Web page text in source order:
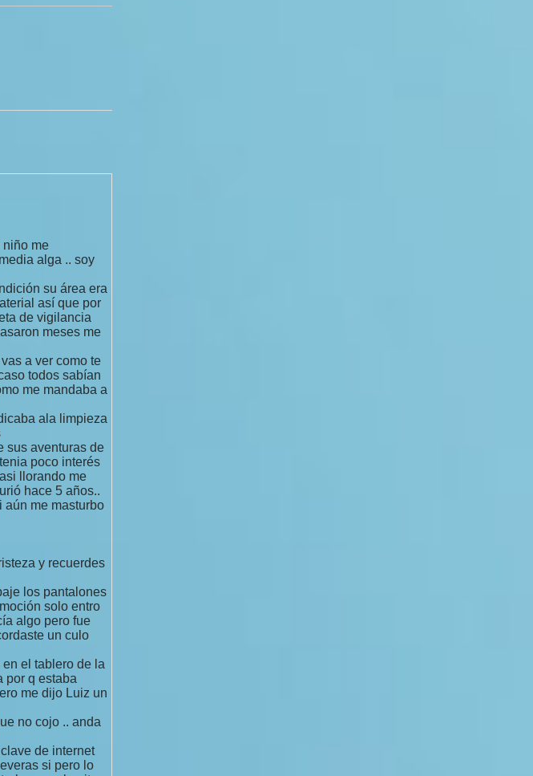
niño me
alga .. soy
su área era
así que por
de vigilancia
meses me
a ver como te
todos sabían
me mandaba a
ala limpieza
sus aventuras de
poco interés
llorando me
hace 5 años..
aún me masturbo
y recuerdes
los pantalones
solo entro
algo pero fue
un culo
el tablero de la
por q estaba
me dijo Luiz un
no cojo .. anda
de internet
si pero lo